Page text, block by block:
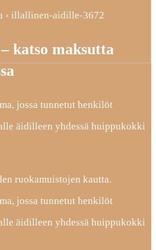
› illallinen-aidille-3672
katso maksutta
jossa tunnetut henkilöt
äidilleen yhdessä huippukokki
ruokamuistojen kautta.
jossa tunnetut henkilöt
äidilleen yhdessä huippukokki